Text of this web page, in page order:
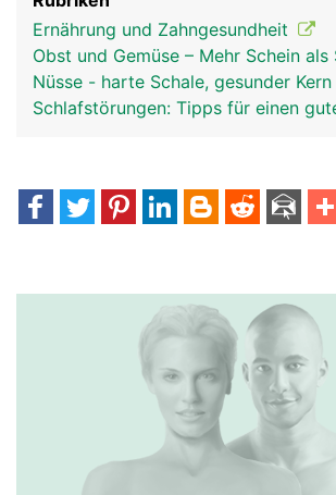
Ernährung und Zahngesundheit
Obst und Gemüse – Mehr Schein als
Nüsse - harte Schale, gesunder Kern
Schlafstörungen: Tipps für einen